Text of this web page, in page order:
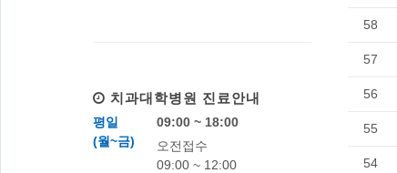
58
57
56
55
54
치과대학병원 진료안내
평일
(월~금)
09:00 ~ 18:00
오전접수
09:00 ~ 12:00